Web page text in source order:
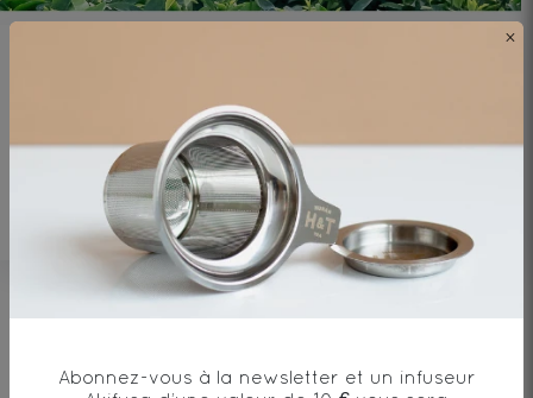
Tanzanie : La
Richesse des
Terroirs
d'Altitude
Aucun article pour le moment
×
Abonnez-vous à la newsletter et un infuseur